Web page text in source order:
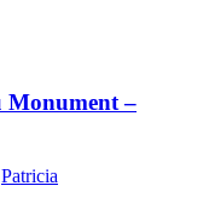
Monument –
Patricia